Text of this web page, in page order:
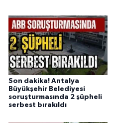
Son dakika! Antalya
Büyükşehir Belediyesi
soruşturmasında 2 şüpheli
serbest bırakıldı